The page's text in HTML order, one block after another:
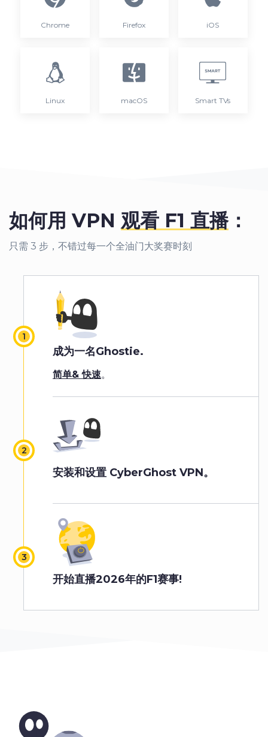
Chrome Firefox iOS
Linux macOS Smart TVs
如何用 VPN 观看 F1 直播：
只需 3 步，不错过每一个全油门大奖赛时刻
成为一名Ghostie.
简单& 快速。
安装和设置 CyberGhost VPN。
开始直播2026年的F1赛事!